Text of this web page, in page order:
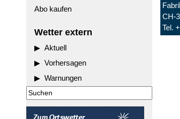
Abo kaufen
Wetter extern
Aktuell
Vorhersagen
Warnungen
CH-
Tel.